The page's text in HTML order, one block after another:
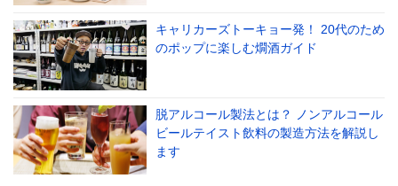
キャリカーズトーキョー発！ 20代のため
のポップに楽しむ燗酒ガイド
脱アルコール製法とは？ ノンアルコール
ビールテイスト飲料の製造方法を解説し
ます